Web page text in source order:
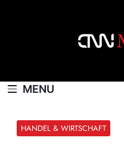
MENU
HANDEL & WIRTSCHAFT